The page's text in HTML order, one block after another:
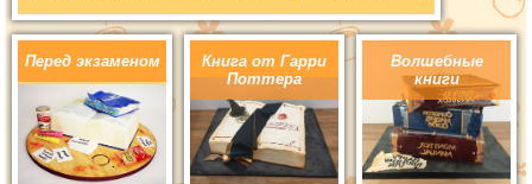
Перед экзаменом
Книга от Гарри
Поттера
Волшебные
книги